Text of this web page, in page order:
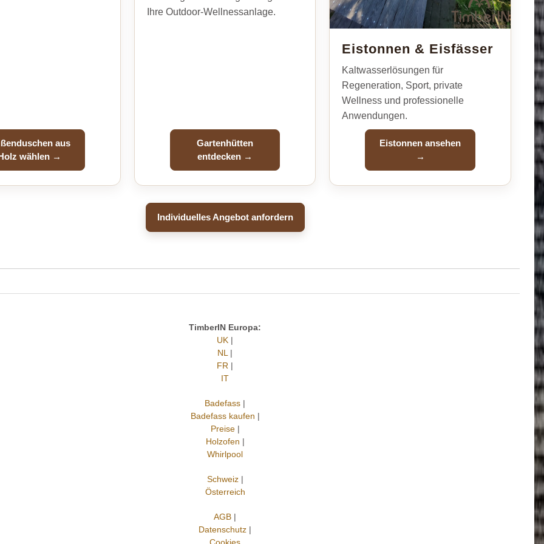
aus
wählen →
Ihre Outdoor-Wellnessanlage.
Gartenhütten
entdecken →
Eistonnen & Eisfässer
Kaltwasserlösungen für
Regeneration, Sport, private
Wellness und professionelle
Anwendungen.
Eistonnen ansehen
→
Individuelles Angebot anfordern
TimberIN Europa:
UK |
NL|
FR |
IT
Badefass |
Badefass kaufen |
Preise|
Holzofen |
Whirlpool
Schweiz|
Österreich
AGB |
Datenschutz |